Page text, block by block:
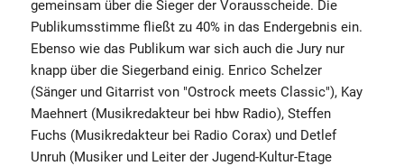
gemeinsam über die Sieger der Vorausscheide. Die
Publikumsstimme fließt zu 40% in das Endergebnis ein.
Ebenso wie das Publikum war sich auch die Jury nur
knapp über die Siegerband einig. Enrico Schelzer
(Sänger und Gitarrist von "Ostrock meets Classic"), Kay
Maehnert (Musikredakteur bei hbw Radio), Steffen
Fuchs (Musikredakteur bei Radio Corax) und Detlef
Unruh (Musiker und Leiter der Jugend-Kultur-Etage